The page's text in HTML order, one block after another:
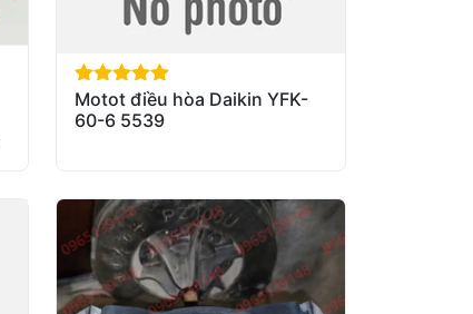
out of 5
Motot điều hòa Daikin YFK-
60-6 5539